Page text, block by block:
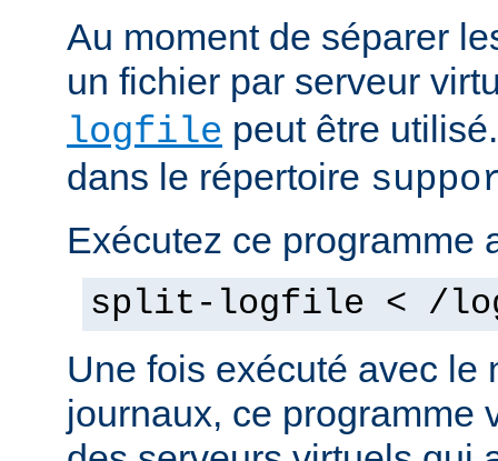
Au moment de séparer
un fichier par serveur
logfile peut être
dans le répertoire
Exécutez ce programme
split-logfile < /
Une fois exécuté avec le
journaux, ce programme